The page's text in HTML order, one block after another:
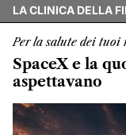
LA CLINICA DELLA
Per la salute dei tuoi
SpaceX e la
aspettavano